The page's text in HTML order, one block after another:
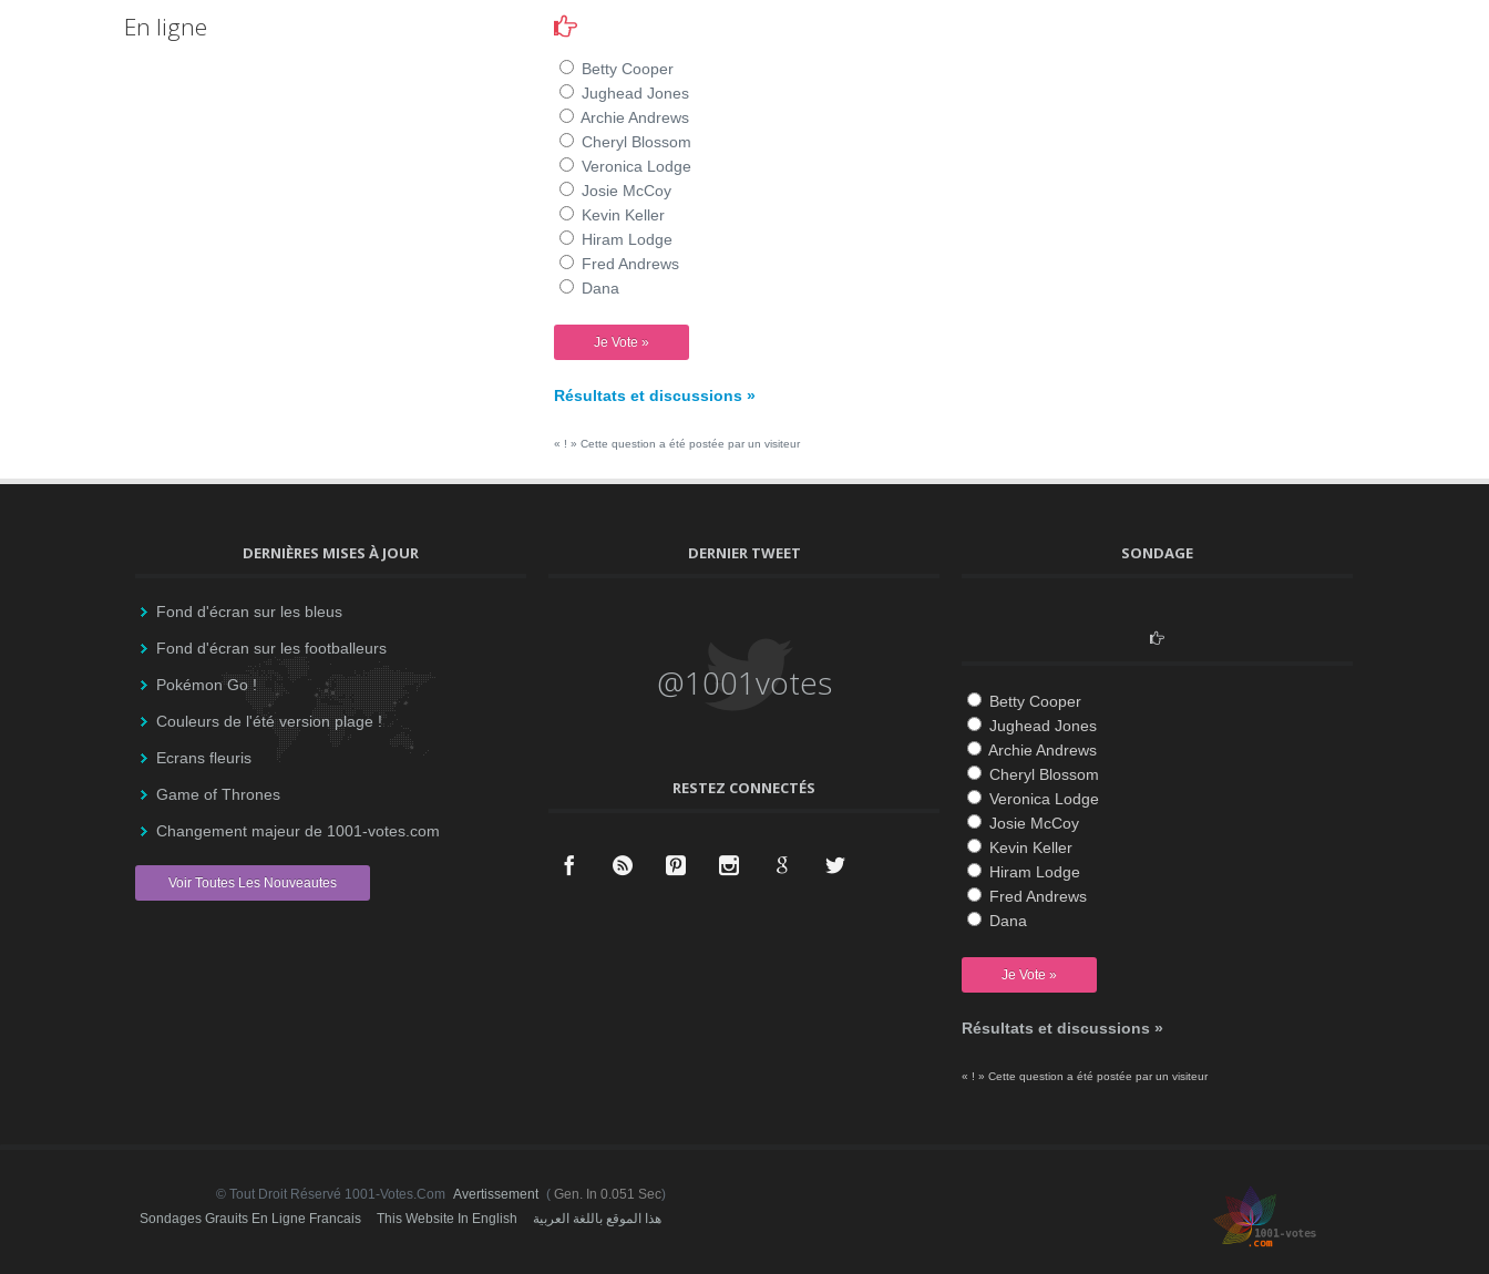
En ligne
Betty Cooper
Jughead Jones
Archie Andrews
Cheryl Blossom
Veronica Lodge
Josie McCoy
Kevin Keller
Hiram Lodge
Fred Andrews
Dana
Résultats et discussions »
« ! » Cette question a été postée par un visiteur
DERNIÈRES MISES À JOUR
Fond d'écran sur les bleus
Fond d'écran sur les footballeurs
Pokémon Go !
Couleurs de l'été version plage !
Ecrans fleuris
Game of Thrones
Changement majeur de 1001-votes.com
Voir Toutes Les Nouveautes
DERNIER TWEET
@1001votes
RESTEZ CONNECTÉS
SONDAGE
Betty Cooper
Jughead Jones
Archie Andrews
Cheryl Blossom
Veronica Lodge
Josie McCoy
Kevin Keller
Hiram Lodge
Fred Andrews
Dana
Résultats et discussions »
« ! » Cette question a été postée par un visiteur
© Tout Droit Réservé 1001-Votes.com Avertissement ( Gen. In 0.051 Sec)
Sondages Grauits En Ligne Francais
This Website In English هذا الموقع باللغة العربية